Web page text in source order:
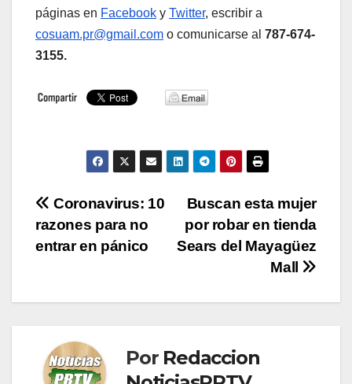
páginas en Facebook y Twitter, escribir a
cosuam.pr@gmail.com o comunicarse al 787-674-
3155.
Navegación
de
Buscan esta mujer
por robar en tienda
Sears del Mayagüez
Mall
Coronavirus: 10
razones para no
entrar en pánico
Por Redaccion